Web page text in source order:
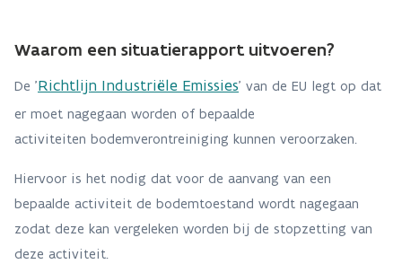
Waarom een situatierapport uitvoeren?
De 'Richtlijn Industriële Emissies' van de EU legt op dat
er moet nagegaan worden of bepaalde
activiteiten bodemverontreiniging kunnen veroorzaken.
Hiervoor is het nodig dat voor de aanvang van een
bepaalde activiteit de bodemtoestand wordt nagegaan
zodat deze kan vergeleken worden bij de stopzetting van
deze activiteit.